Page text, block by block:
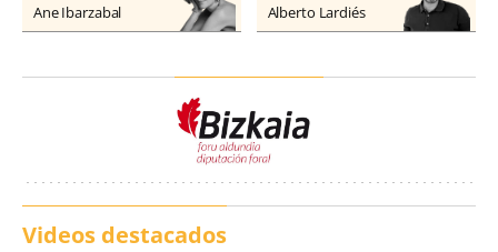
Ane Ibarzabal Alberto Lardiés
Videos destacados